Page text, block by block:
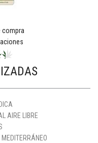
compra
AIRE LIBRE